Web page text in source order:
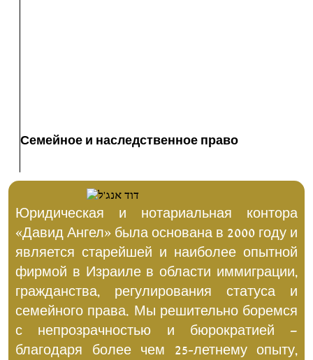
Семейное и наследственное право
Юридическая и нотариальная контора
«Давид Ангел» была основана в 2000 году и
является старейшей и наиболее опытной
фирмой в Израиле в области иммиграции,
гражданства, регулирования статуса и
семейного права. Мы решительно боремся
с непрозрачностью и бюрократией –
благодаря более чем 25-летнему опыту,